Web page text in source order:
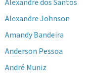
Alexandre Johnson
Amandy Bandeira
Anderson Pessoa
André Muniz